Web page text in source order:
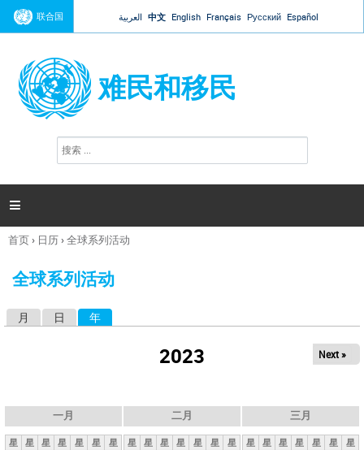
Jump to navigation
联合国 العربية 中文 English Français Русский Español
难民和移民
搜
索

你
这
首页› 日历›全球系列活动
全球系列活动
月 日 年
2023 Next »
一月
星 星 星 星 星 星
星
二月
星 星 星 星 星 星 星
三月
星 星 星 星 星 星 星